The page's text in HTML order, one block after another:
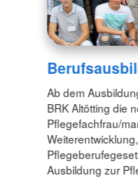
Ab dem
BRK Altötting die
Pflegefachfrau/
Ausbildung zur